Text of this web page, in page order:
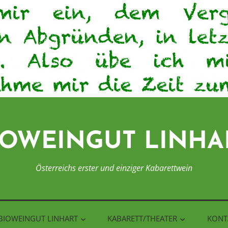
Österreichs erster und einziger Kabarettwein
LINHART KABARETT/THEATER